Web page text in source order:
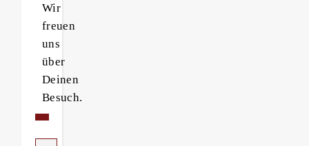
Wir
freuen
uns
über
Deinen
Besuch.